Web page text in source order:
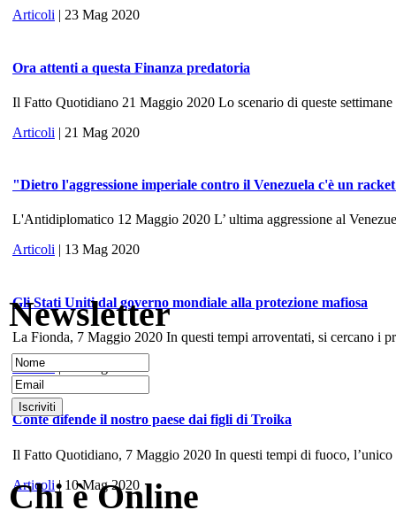
Articoli | 23 Mag 2020
Ora attenti a questa Finanza predatoria
Il Fatto Quotidiano 21 Maggio 2020 Lo scenario di queste
Articoli | 21 Mag 2020
"Dietro l'aggressione imperiale contro il Venezuela c'è un
L'Antidiplomatico 12 Maggio 2020 L’ ultima aggressione al
Articoli | 13 Mag 2020
Gli Stati Uniti dal governo mondiale alla protezione mafiosa
La Fionda, 7 Maggio 2020 In questi tempi arroventati, si cercano i
Articoli
Conte difende il nostro paese dai figli di Troika
Il Fatto Quotidiano, 7 Maggio 2020 In questi tempi di fuoco,
Articoli| 10 Mag 2020
Newsletter
Chi è Online